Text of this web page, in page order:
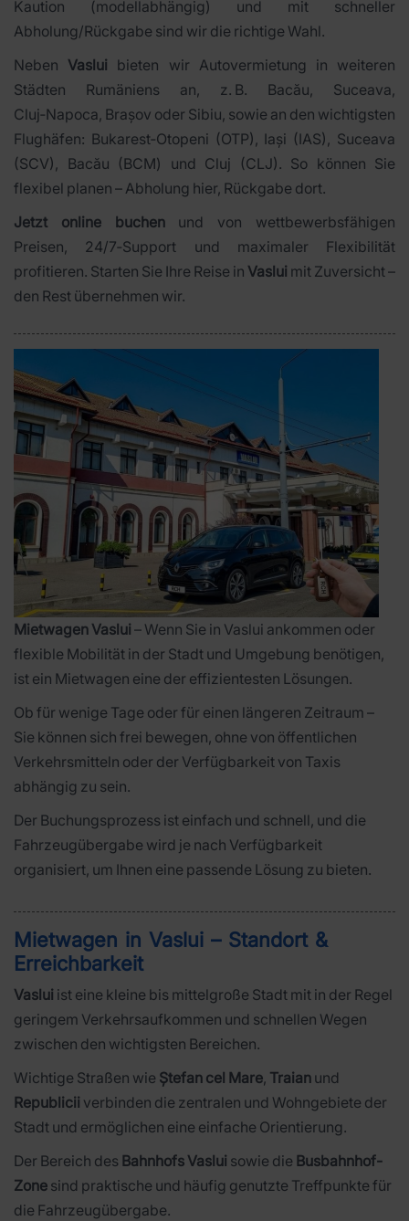
Kaution (modellabhängig) und mit schneller
Abholung/Rückgabe sind wir die richtige Wahl.
NebenVaslui bieten wir Autovermietung in weiteren
Städten Rumäniens an, z. B. Bacău, Suceava,
Cluj‑Napoca, Brașov oder Sibiu, sowie an den wichtigsten
Flughäfen: Bukarest‑Otopeni (OTP), Iași (IAS), Suceava
(SCV), Bacău (BCM) und Cluj (CLJ). So können Sie
flexibel planen – Abholung hier, Rückgabe dort.
Jetzt online buchenund von wettbewerbsfähigen
Preisen, 24/7‑Support und maximaler Flexibilität
profitieren. Starten Sie Ihre Reise in Vaslui mit Zuversicht –
den Rest übernehmen wir.
Mietwagen Vaslui – Wenn Sie in Vaslui ankommen oder
flexible Mobilität in der Stadt und Umgebung benötigen,
ist ein Mietwagen eine der effizientesten Lösungen.
Ob für wenige Tage oder für einen längeren Zeitraum –
Sie können sich frei bewegen, ohne von öffentlichen
Verkehrsmitteln oder der Verfügbarkeit von Taxis
abhängig zu sein.
Der Buchungsprozess ist einfach und schnell, und die
Fahrzeugübergabe wird je nach Verfügbarkeit
organisiert, um Ihnen eine passende Lösung zu bieten.
Mietwagen in Vaslui – Standort &
Erreichbarkeit
Vaslui ist eine kleine bis mittelgroße Stadt mit in der Regel
geringem Verkehrsaufkommen und schnellen Wegen
zwischen den wichtigsten Bereichen.
Wichtige Straßen wie Ștefan cel Mare, Traian und
Republicii verbinden die zentralen und Wohngebiete der
Stadt und ermöglichen eine einfache Orientierung.
Der Bereich des Bahnhofs Vaslui sowie die Busbahnhof-
Zone sind praktische und häufig genutzte Treffpunkte für
die Fahrzeugübergabe.